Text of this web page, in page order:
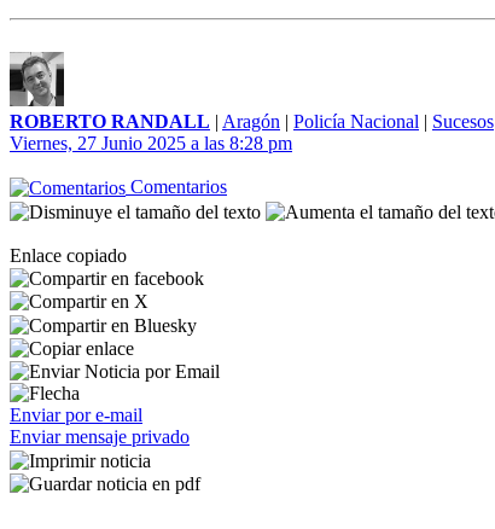
ROBERTO RANDALL | Aragón | Policía Nacional | Sucesos
Viernes, 27 Junio 2025 a las 8:28 pm
Comentarios
Enlace copiado
Enviar por e-mail
Enviar mensaje privado